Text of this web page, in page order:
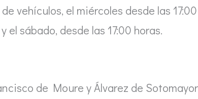
vehículos, el miércoles desde las 17:00
el sábado, desde las 17:00 horas.
de Moure y Álvarez de